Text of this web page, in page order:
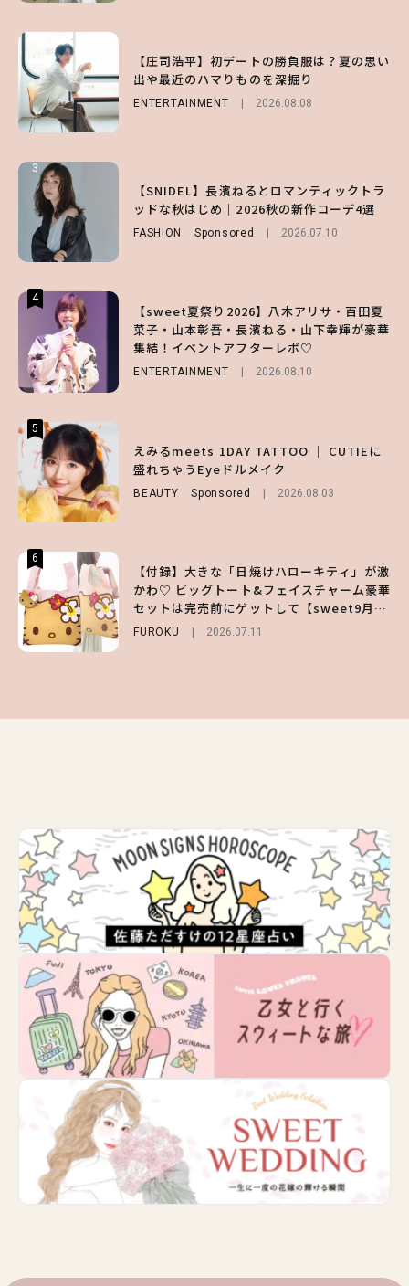
【庄司浩平】初デートの勝負服は？夏の思い
出や最近のハマりものを深掘り
ENTERTAINMENT 2026.08.08
3
【SNIDEL】長濱ねるとロマンティックトラ
ッドな秋はじめ｜2026秋の新作コーデ4選
FASHION Sponsored 2026.07.10
4
【sweet夏祭り2026】八木アリサ・百田夏
菜子・山本彰吾・長濱ねる・山下幸輝が豪華
集結！イベントアフターレポ♡
ENTERTAINMENT 2026.08.10
5
えみるmeets 1DAY TATTOO ｜ CUTIEに
盛れちゃうEyeドルメイク
BEAUTY Sponsored 2026.08.03
6
【付録】大きな「日焼けハローキティ」が激
かわ♡ ビッグトート&フェイスチャーム豪華
セットは完売前にゲットして【sweet9月号
増刊】
FUROKU 2026.07.11
【庄司浩平】初デートの勝負服は？夏の思い
出や最近のハマりものを深掘り
ENTERTAINMENT 2026.08.08
3
【SNIDEL】長濱ねるとロマンティックトラ
ッドな秋はじめ｜2026秋の新作コーデ4選
FASHION Sponsored 2026.07.10
4
【大原優乃】夏メイクはプレイフルに！ドキ
ッとしちゃう色っぽ“うるみ目”のつくり方
5
えみるmeets 1DAY TATTOO ｜ CUTIEに
盛れちゃうEyeドルメイク
BEAUTY Sponsored 2026.08.03
6
【ハローキティ】がスシローと初コラボ♡
第1弾の気になるメニュー＆限定グッズを総
チェック！
LIFESTYLE 2026.07.31
【付録】総柄ハローキティが可愛すぎ♡ 紀
ノ国屋コラボの“優秀保冷バッグ”は夏の強
い味方！【オトナミューズ9月号増刊】
2026.07.12
3
【谷まりあ】夏は“シアースカート”でさり
げなく肌見せ！透け感のニュアンスを楽しめ
るマストハブアイテム4選
4
【ハローキティ】がスシローと初コラボ♡
第1弾の気になるメニュー＆限定グッズを総
チェック！
LIFESTYLE 2026.07.31
5
月直伝♡ ドライシャンプー「バティスト」
を使ったプロ級スタイリング3選
Sponsored
6
【GU】夏の“主役級”アイテム決定！ヘルシ
ー＆可愛すぎる「大人の肌見せ」トップス3
選
FASHION 2026.07.19